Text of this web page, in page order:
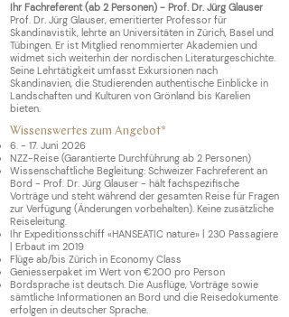
Ihr Fachreferent (ab 2 Personen) - Prof. Dr. Jürg Glauser
Prof. Dr. Jürg Glauser, emeritierter Professor für
Skandinavistik, lehrte an Universitäten in Zürich, Basel und
Tübingen. Er ist Mitglied renommierter Akademien und
widmet sich weiterhin der nordischen Literaturgeschichte.
Seine Lehrtätigkeit umfasst Exkursionen nach
Skandinavien, die Studierenden authentische Einblicke in
Landschaften und Kulturen von Grönland bis Karelien
bieten.
Wissenswertes zum Angebot*
6. - 17. Juni 2026
NZZ-Reise (Garantierte Durchführung ab 2 Personen)
Wissenschaftliche Begleitung: Schweizer Fachreferent an
Bord - Prof. Dr. Jürg Glauser - hält fachspezifische
Vorträge und steht während der gesamten Reise für Fragen
zur Verfügung (Änderungen vorbehalten). Keine zusätzliche
Reiseleitung.
Ihr Expeditionsschiff «HANSEATIC nature» | 230 Passagiere
| Erbaut im 2019
Flüge ab/bis Zürich in Economy Class
Geniesserpaket im Wert von €200 pro Person
Bordsprache ist deutsch. Die Ausflüge, Vorträge sowie
sämtliche Informationen an Bord und die Reisedokumente
erfolgen in deutscher Sprache.